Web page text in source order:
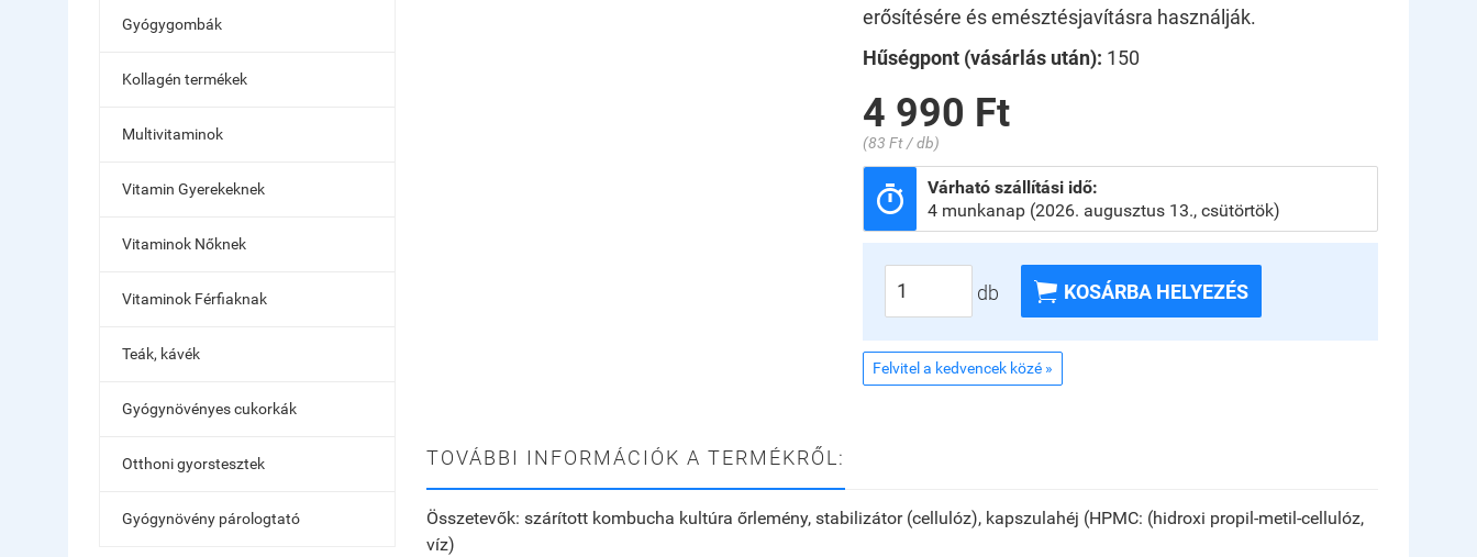
Gyógygombák
Kollagén termékek
Multivitaminok
Vitamin Gyerekeknek
Vitaminok Nőknek
Vitaminok Férfiaknak
Teák, kávék
Gyógynövényes cukorkák
Otthoni gyorstesztek
Gyógynövény párologtató
erősítésére és emésztésjavításra használják.
Hűségpont (vásárlás után): 150
4 990 Ft
(83 Ft / db)

Várható szállítási idő:
4 munkanap (2026. augusztus 13., csütörtök)
db  KOSÁRBA HELYEZÉS
Felvitel a kedvencek közé »
TOVÁBBI INFORMÁCIÓK A TERMÉKRŐL:
Összetevők: szárított kombucha kultúra őrlemény, stabilizátor (cellulóz), kapszulahéj (HPMC: (hidroxi propil-metil-cellulóz,
víz)